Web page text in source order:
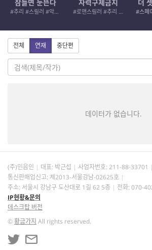
잠들면 눈뜬다
#추리 #스릴러 #악인 #로드레이지
자력구제금지
#로맨스릴러 #추리 #여성서사 #사적제재
더
전체 연재 중단편
데이터가 없습니다.
(주)민음인 대표: 박근섭 사업자번호: 211-88-33701
통신판매업신고: 제2013-서울강남-02625호
주소: 서울시 강남구 도산대로 1길 62 5층
전화: 070-
IP현황&문의
데스크탑 버전
©황금가지 All rights reserved.